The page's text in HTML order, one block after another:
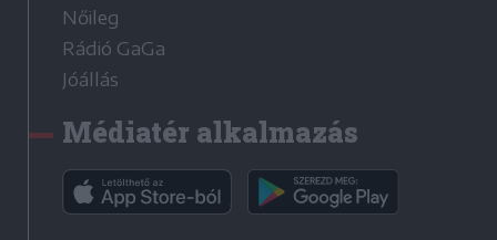
Nőileg
Rádió GaGa
Jóállás
Médiatér alkalmazás